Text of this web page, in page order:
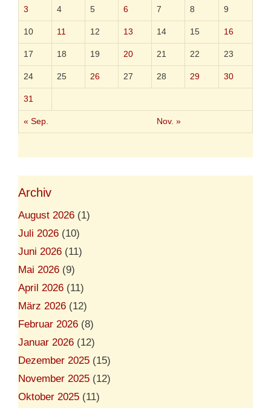
« Sep. Nov. »
3 4 5 6 7 8 9
10 11 12 13 14 15 16
17 18 19 20 21 22 23
24 25 26 27 28 29 30
31
Archiv
August 2026 (1)
Juli 2026 (10)
Juni 2026 (11)
Mai 2026 (9)
April 2026 (11)
März 2026 (12)
Februar 2026 (8)
Januar 2026 (12)
Dezember 2025 (15)
November 2025 (12)
Oktober 2025 (11)